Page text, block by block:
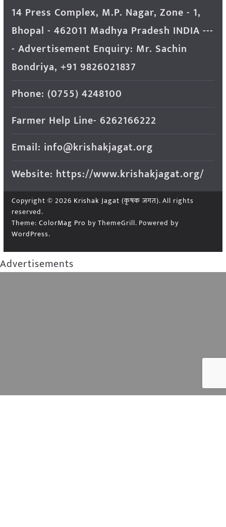
14 Press Complex, M.P. Nagar, Zone - 1,
Bhopal - 462011 Madhya Pradesh INDIA ---
- Advertisement Enquiry: Mr. Sachin
Bondriya, +91 9826021837
Phone: (0755) 4248100
Farmer Help Line- 6262166222
Email: info@krishakjagat.org
Website: https://www.krishakjagat.org/
Copyright © 2026 Krishak Jagat (कृषक जगत). All rights
reserved.
Theme: ColorMag Pro by ThemeGrill. Powered by
WordPress.
Advertisements